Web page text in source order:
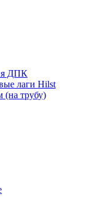
ДПК
лаги Hilst
трубу)